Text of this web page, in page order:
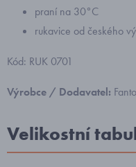
praní na 30°C
rukavice od českého
Kód: RUK 0701
Výrobce / Dodavatel:
Velikostní